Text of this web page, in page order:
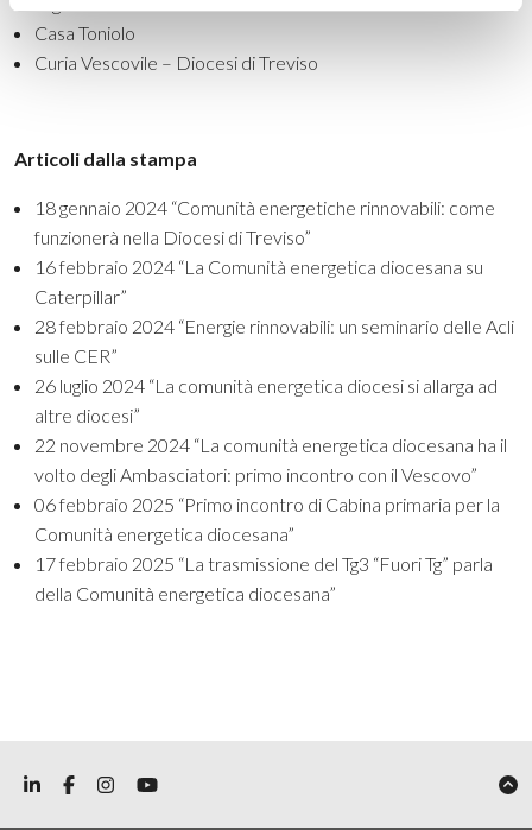
Casa Toniolo
Curia Vescovile – Diocesi di Treviso
Articoli dalla stampa
18 gennaio 2024 “Comunità energetiche rinnovabili: come
funzionerà nella Diocesi di Treviso”
16 febbraio 2024 “La Comunità energetica diocesana su
Caterpillar”
28 febbraio 2024 “Energie rinnovabili: un seminario delle Acli
sulle CER”
26 luglio 2024 “La comunità energetica diocesi si allarga ad
altre diocesi”
22 novembre 2024 “La comunità energetica diocesana ha il
volto degli Ambasciatori: primo incontro con il Vescovo”
06 febbraio 2025 “Primo incontro di Cabina primaria per la
Comunità energetica diocesana”
17 febbraio 2025 “La trasmissione del Tg3 “Fuori Tg” parla
della Comunità energetica diocesana”